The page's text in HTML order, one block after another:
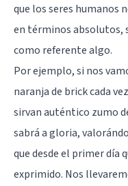
que los seres humanos
en términos absolutos,
como referente algo.
Por ejemplo, si nos
naranja de brick cada
sirvan auténtico zumo
sabrá a gloria,
que desde el primer día
exprimido. Nos